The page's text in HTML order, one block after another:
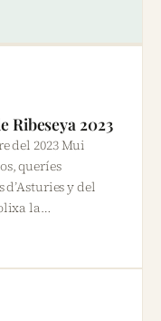
Ribeseya 2023
del 2023 Mui
queríes
d’Asturies y del
la…